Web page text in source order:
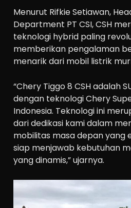
Menurut Rifkie Setiawan,
Department PT CSI, CSH
teknologi hybrid paling
memberikan pengalaman
menarik dari mobil listrik
“Chery Tiggo 8 CSH adalah
dengan teknologi Chery
Indonesia. Teknologi ini
dari dedikasi kami dalam
mobilitas masa depan yang
siap menjawab kebutuhan
yang dinamis,” ujarnya.